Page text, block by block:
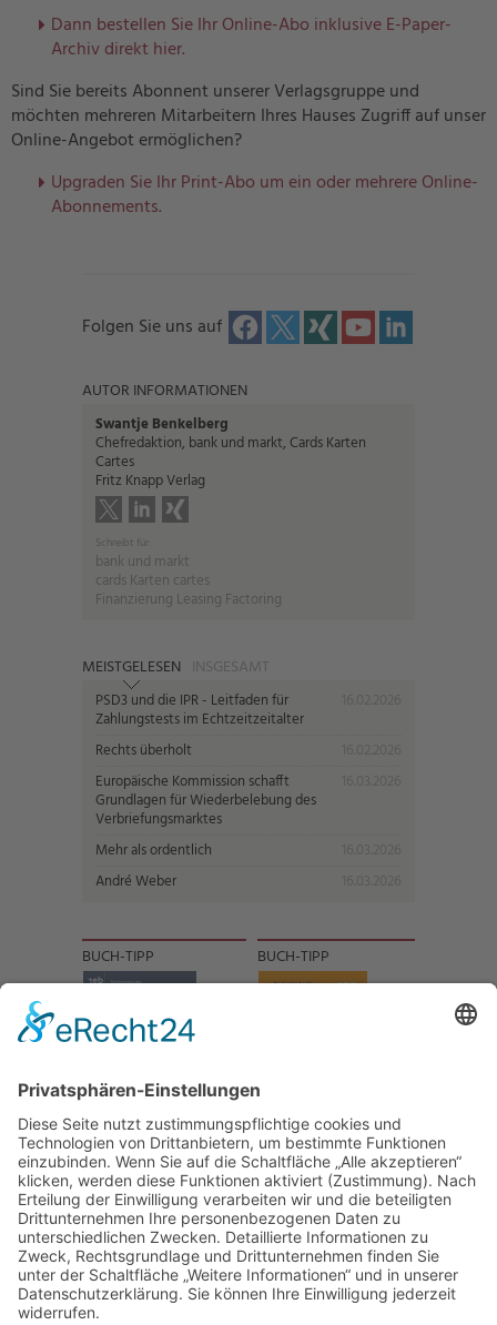
Dann bestellen Sie Ihr Online-Abo inklusive E-Paper-
Archiv direkt hier.
Sind Sie bereits Abonnent unserer Verlagsgruppe und
möchten mehreren Mitarbeitern Ihres Hauses Zugriff auf unser
Online-Angebot ermöglichen?
Upgraden Sie Ihr Print-Abo um ein oder mehrere Online-
Abonnements.
Folgen Sie uns auf
AUTOR INFORMATIONEN
Swantje Benkelberg
Chefredaktion, bank und markt, Cards Karten
Cartes
Fritz Knapp Verlag
Schreibt für:
bank und markt
cards Karten cartes
Finanzierung Leasing Factoring
MEISTGELESEN INSGESAMT
PSD3 und die IPR - Leitfaden für
Zahlungstests im Echtzeitzeitalter
Rechts überholt
Europäische Kommission schafft
Grundlagen für Wiederbelebung des
Verbriefungsmarktes
Mehr als ordentlich
André Weber
BUCH-TIPP BUCH-TIPP